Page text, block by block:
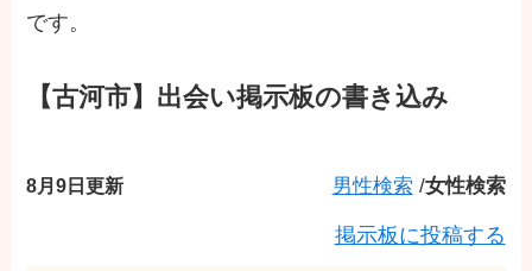
です。
【古河市】出会い掲示板の書き込み
8月9日更新 男性検索 /女性検索
掲示板に投稿する